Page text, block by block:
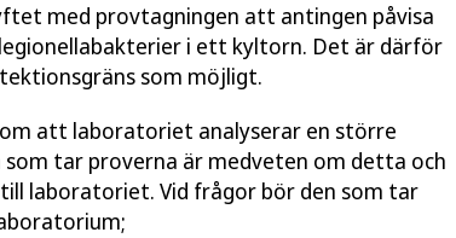
med provtagningen att antingen påvisa
i ett kyltorn. Det är därför
som möjligt.
att laboratoriet analyserar en större
tar proverna är medveten om detta och
laboratoriet. Vid frågor bör den som tar